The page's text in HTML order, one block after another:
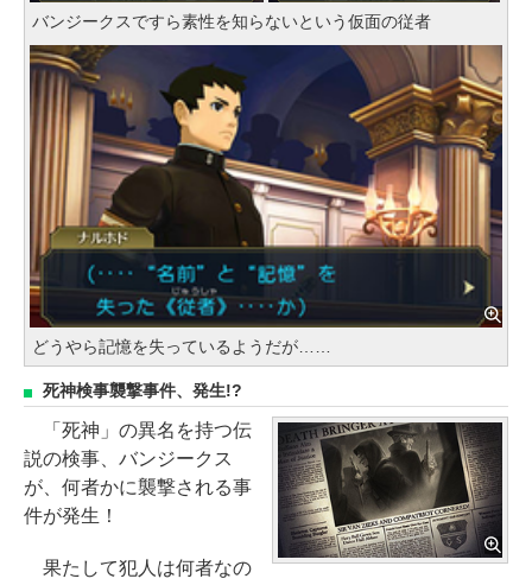
バンジークスですら素性を知らないという仮面の従者
どうやら記憶を失っているようだが……
死神検事襲撃事件、発生!?
「死神」の異名を持つ伝
説の検事、バンジークス
が、何者かに襲撃される事
件が発生！
果たして犯人は何者なの